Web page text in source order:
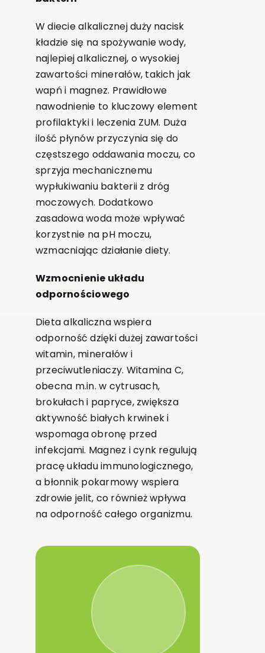
W diecie alkalicznej duży nacisk
kładzie się na spożywanie wody,
najlepiej alkalicznej, o wysokiej
zawartości minerałów, takich jak
wapń i magnez. Prawidłowe
nawodnienie to kluczowy element
profilaktyki i leczenia ZUM. Duża
ilość płynów przyczynia się do
częstszego oddawania moczu, co
sprzyja mechanicznemu
wypłukiwaniu bakterii z dróg
moczowych. Dodatkowo
zasadowa woda może wpływać
korzystnie na pH moczu,
wzmacniając działanie diety.
Wzmocnienie układu
odpornościowego
Dieta alkaliczna wspiera
odporność dzięki dużej zawartości
witamin, minerałów i
przeciwutleniaczy. Witamina C,
obecna m.in. w cytrusach,
brokułach i papryce, zwiększa
aktywność białych krwinek i
wspomaga obronę przed
infekcjami. Magnez i cynk regulują
pracę układu immunologicznego,
a błonnik pokarmowy wspiera
zdrowie jelit, co również wpływa
na odporność całego organizmu.